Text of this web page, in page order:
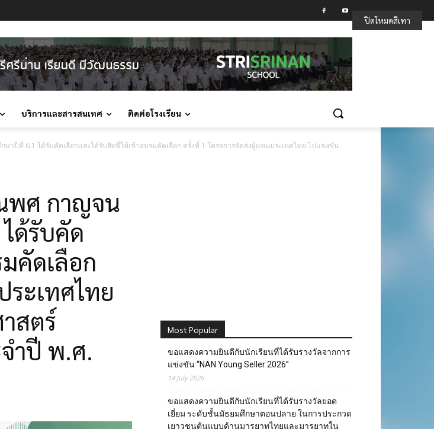
บริการและสารสนเทศ ติดต่อโรงเรียน
ที่ 6.1 ได้รับคัดเลือกและได้รับสิทธิ์ให้เข้าอบรมคัดเลือก ครั้งที่ 1 โครจการจัดส่งผู้แทนประเทศไทย ไปแข่งขัน
พศ กาญจน
ด้รับคัด
คัดเลือก
ะเทศไทย
สตร์
ำปี พ.ศ.
Most Popular
ขอแสดงความยินดีกับนักเรียนที่ได้รับรางวัลจากการ
แข่งขัน “NAN Young Seller 2026”
14 July 2026
ขอแสดงความยินดีกับนักเรียนที่ได้รับรางวัลยอด
เยี่ยม ระดับชั้นมัธยมศึกษาตอนปลาย ในการประกวด
เยาวชนต้นแบบด้านมารยาทไทยและมารยาทใน
ปิดโหมดสีเทา